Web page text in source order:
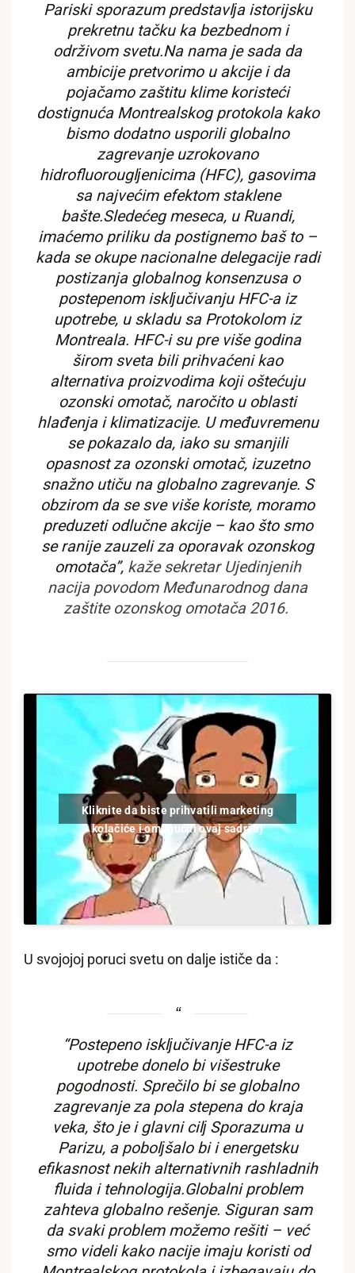
Pariski sporazum predstavlјa istorijsku
prekretnu tačku ka bezbednom i
održivom svetu.Na nama je sada da
ambicije pretvorimo u akcije i da
pojačamo zaštitu klime koristeći
dostignuća Montrealskog protokola kako
bismo dodatno usporili globalno
zagrevanje uzrokovano
hidrofluorouglјenicima (HFC), gasovima
sa najvećim efektom staklene
bašte.Sledećeg meseca, u Ruandi,
imaćemo priliku da postignemo baš to –
kada se okupe nacionalne delegacije radi
postizanja globalnog konsenzusa o
postepenom isklјučivanju HFC-a iz
upotrebe, u skladu sa Protokolom iz
Montreala. HFC-i su pre više godina
širom sveta bili prihvaćeni kao
alternativa proizvodima koji oštećuju
ozonski omotač, naročito u oblasti
hlađenja i klimatizacije. U međuvremenu
se pokazalo da, iako su smanjili
opasnost za ozonski omotač, izuzetno
snažno utiču na globalno zagrevanje. S
obzirom da se sve više koriste, moramo
preduzeti odlučne akcije – kao što smo
se ranije zauzeli za oporavak ozonskog
omotača”, kaže sekretar Ujedinjenih
nacija povodom Međunarodnog dana
zaštite ozonskog omotača 2016.
Kliknite da biste prihvatili marketing
kolačiće i omogućili ovaj sadržaj
U svojojoj poruci svetu on dalje ističe da :
“Postepeno isklјučivanje HFC-a iz
upotrebe donelo bi višestruke
pogodnosti. Sprečilo bi se globalno
zagrevanje za pola stepena do kraja
veka, što je i glavni cilј Sporazuma u
Parizu, a pobolјšalo bi i energetsku
efikasnost nekih alternativnih rashladnih
fluida i tehnologija.Globalni problem
zahteva globalno rešenje. Siguran sam
da svaki problem možemo rešiti – već
smo videli kako nacije imaju koristi od